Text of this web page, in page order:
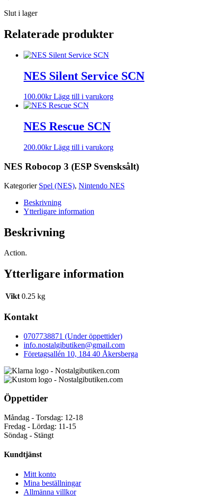
Slut i lager
Relaterade produkter
NES Silent Service SCN
100.00kr Lägg till i varukorg
NES Rescue SCN
200.00kr Lägg till i varukorg
NES Robocop 3 (ESP Svensksålt)
Kategorier Spel (NES), Nintendo NES
Beskrivning
Ytterligare information
Beskrivning
Action.
Ytterligare information
Vikt 0.25 kg
Kontakt
0707738871 (Under öppettider)
info.nostalgibutiken@gmail.com
Företagsallén 10, 184 40 Åkersberga
Öppettider
Måndag - Torsdag: 12-18
Fredag - Lördag: 11-15
Söndag - Stängt
Kundtjänst
Mitt konto
Mina beställningar
Allmänna villkor